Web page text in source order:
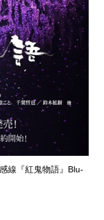
線『紅鬼物語』Blu-